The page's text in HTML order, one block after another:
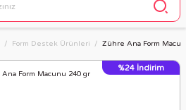
Form Destek Ürünleri Zühre Ana Form
%24 İndirim